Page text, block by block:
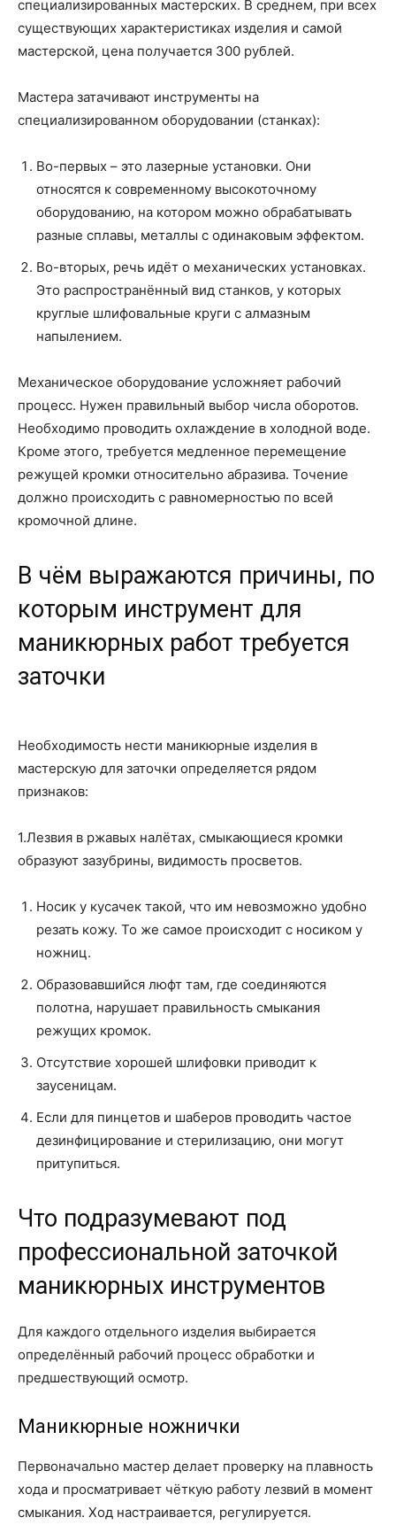
специализированных мастерских. В среднем, при всех
существующих характеристиках изделия и самой
мастерской, цена получается 300 рублей.
Мастера затачивают инструменты на
специализированном оборудовании (станках):
Во-первых – это лазерные установки. Они
относятся к современному высокоточному
оборудованию, на котором можно обрабатывать
разные сплавы, металлы с одинаковым эффектом.
Во-вторых, речь идёт о механических установках.
Это распространённый вид станков, у которых
круглые шлифовальные круги с алмазным
напылением.
Механическое оборудование усложняет рабочий
процесс. Нужен правильный выбор числа оборотов.
Необходимо проводить охлаждение в холодной воде.
Кроме этого, требуется медленное перемещение
режущей кромки относительно абразива. Точение
должно происходить с равномерностью по всей
кромочной длине.
В чём выражаются причины, по
которым инструмент для
маникюрных работ требуется
заточки
Необходимость нести маникюрные изделия в
мастерскую для заточки определяется рядом
признаков:
1.Лезвия в ржавых налётах, смыкающиеся кромки
образуют зазубрины, видимость просветов.
Носик у кусачек такой, что им невозможно удобно
резать кожу. То же самое происходит с носиком у
ножниц.
Образовавшийся люфт там, где соединяются
полотна, нарушает правильность смыкания
режущих кромок.
Отсутствие хорошей шлифовки приводит к
заусеницам.
Если для пинцетов и шаберов проводить частое
дезинфицирование и стерилизацию, они могут
притупиться.
Что подразумевают под
профессиональной заточкой
маникюрных инструментов
Для каждого отдельного изделия выбирается
определённый рабочий процесс обработки и
предшествующий осмотр.
Маникюрные ножнички
Первоначально мастер делает проверку на плавность
хода и просматривает чёткую работу лезвий в момент
смыкания. Ход настраивается, регулируется.